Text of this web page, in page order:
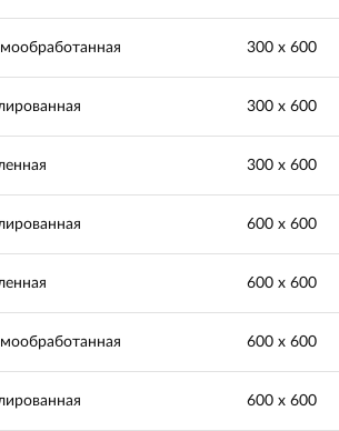
300 х 600
300 х 600
300 х 600
600 х 600
600 х 600
600 х 600
600 х 600